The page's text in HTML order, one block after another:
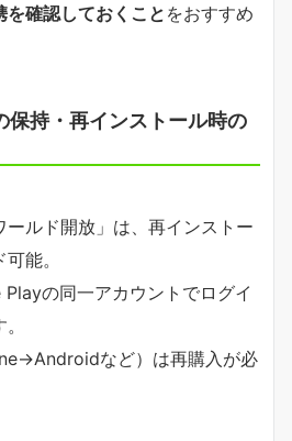
確認しておくこと をおすすめ
保持・再インストール時の
ールド開放」は、再インストー
能。
の同一アカウントでログイ
など）は再購入が必